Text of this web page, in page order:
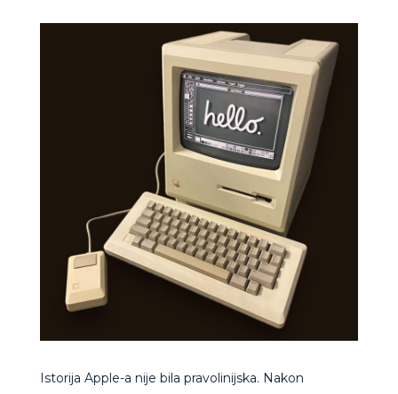
Istorija Apple-a nije bila pravolinijska. Nakon